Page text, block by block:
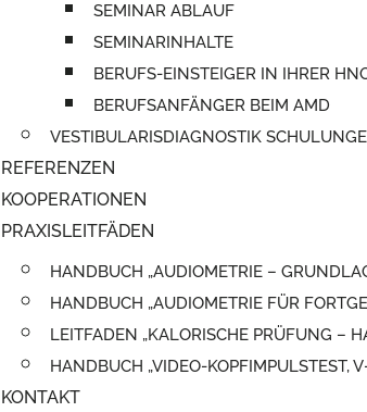
SEMINAR ABLAUF
SEMINARINHALTE
BERUFS-EINSTEIGER IN IHRER
BERUFSANFÄNGER BEIM AMD
VESTIBULARISDIAGNOSTIK
REFERENZEN
KOOPERATIONEN
PRAXISLEITFÄDEN
HANDBUCH „AUDIOMETRIE –
HANDBUCH „AUDIOMETRIE FÜR
LEITFADEN „KALORISCHE PRÜFUNG –
HANDBUCH „VIDEO-KOPFIMPULSTEST,
KONTAKT